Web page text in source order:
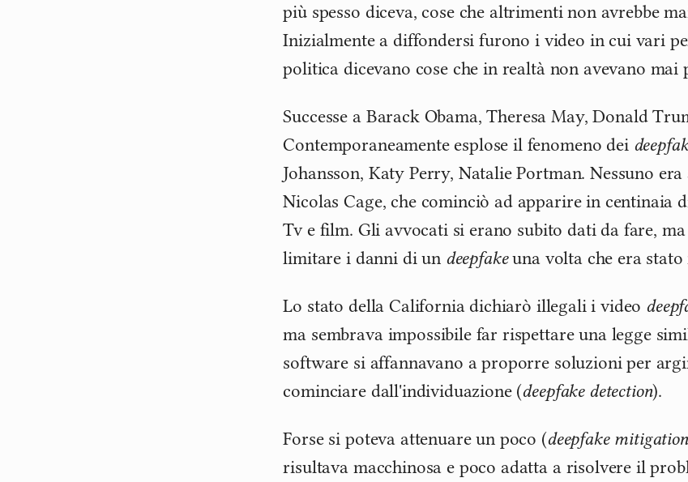
più spesso diceva, cose che altrimenti non avrebbe
Inizialmente a diffondersi furono i video in cui vari
politica dicevano cose che in realtà non avevano mai
Successe a Barack Obama, Theresa May, Donald
Contemporaneamente esplose il fenomeno dei
Johansson, Katy Perry, Natalie Portman. Nessuno
Nicolas Cage, che cominciò ad apparire in centinaia
Tv e film. Gli avvocati si erano subito dati da fare,
limitare i danni di un deepfakeuna volta che era
Lo stato della California dichiarò illegali i video
ma sembrava impossibile far rispettare una legge
software si affannavano a proporre soluzioni per
cominciare dall'individuazione (deepfake detection).
Forse si poteva attenuare un poco (deepfake mitigation
risultava macchinosa e poco adatta a risolvere il